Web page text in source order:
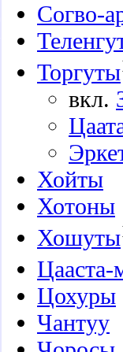
Согво-
Торгуты
вкл.
Хойты
Хотоны
Хошуты
Цохуры
Чантуу